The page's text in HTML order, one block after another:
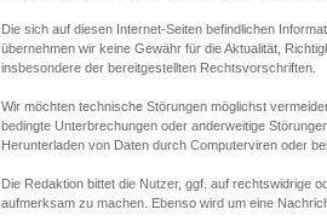
Die sich auf diesen Internet-Seiten befindlichen
übernehmen wir keine Gewähr für die Aktualität,
insbesondere der bereitgestellten Rechtsvorschriften.
Wir möchten technische Störungen möglichst
bedingte Unterbrechungen oder anderweitige
Herunterladen von Daten durch Computerviren oder
Die Redaktion bittet die Nutzer, ggf. auf rechtswidrige
aufmerksam zu machen. Ebenso wird um eine